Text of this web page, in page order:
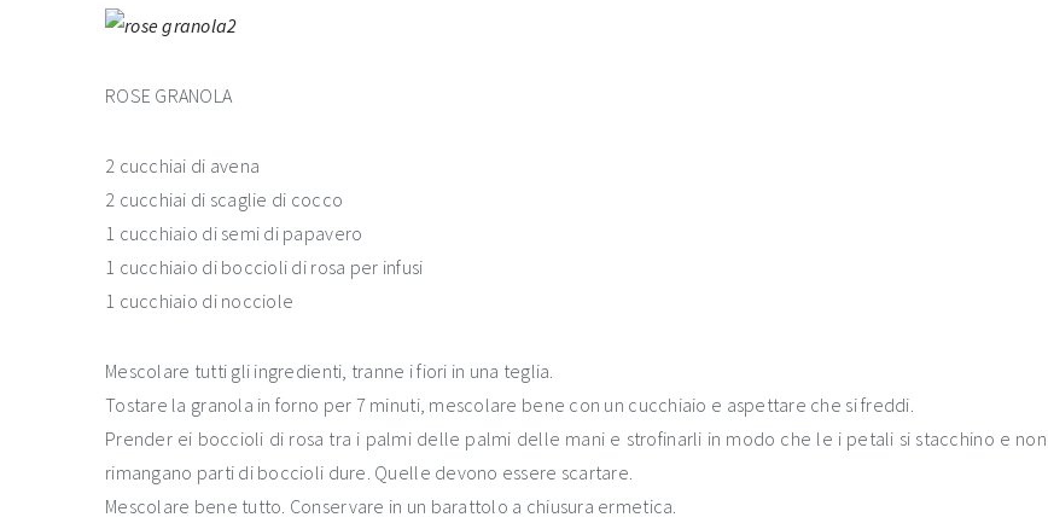
ROSE GRANOLA
2 cucchiai di avena
2 cucchiai di scaglie di cocco
1 cucchiaio di semi di papavero
1 cucchiaio di boccioli di rosa per infusi
1 cucchiaio di nocciole
Mescolare tutti gli ingredienti, tranne i fiori in una teglia.
Tostare la granola in forno per 7 minuti, mescolare bene con un cucchiaio e aspettare che si freddi.
Prender ei boccioli di rosa tra i palmi delle palmi delle mani e strofinarli in modo che le i petali si stacchino e non
rimangano parti di boccioli dure. Quelle devono essere scartare.
Mescolare bene tutto. Conservare in un barattolo a chiusura ermetica.